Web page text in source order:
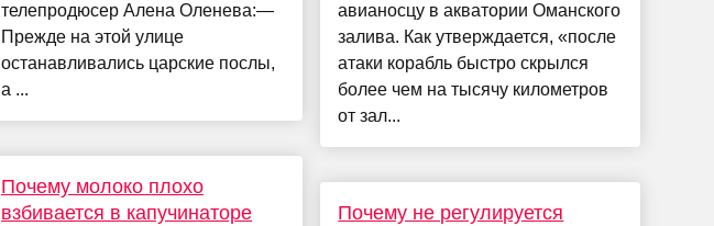
телепродюсер Алена Оленева:—
Прежде на этой улице
останавливались царские послы,
а ...
Почему молоко плохо
взбивается в капучинаторе
авианосцу в акватории Оманского
залива. Как утверждается, «после
атаки корабль быстро скрылся
более чем на тысячу километров
от зал...
Почему не регулируется